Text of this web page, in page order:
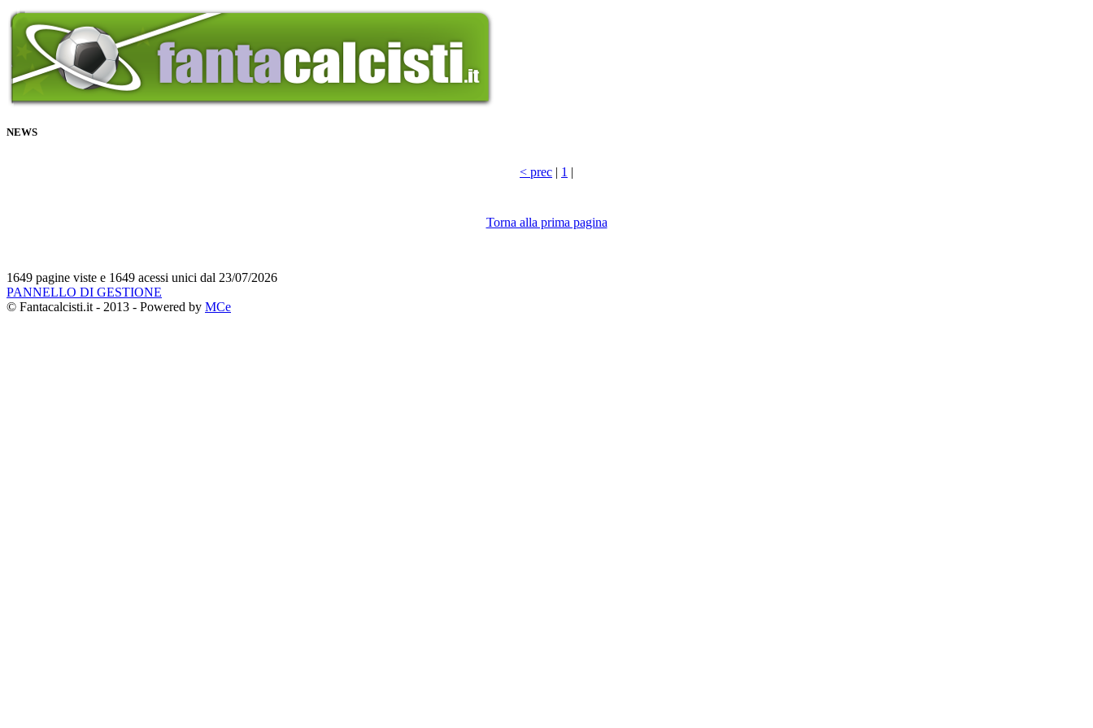
NEWS
< prec | 1 |
Torna alla prima pagina
1649 pagine viste e 1649 acessi unici dal 23/07/2026
PANNELLO DI GESTIONE
© Fantacalcisti.it - 2013 - Powered by MCe